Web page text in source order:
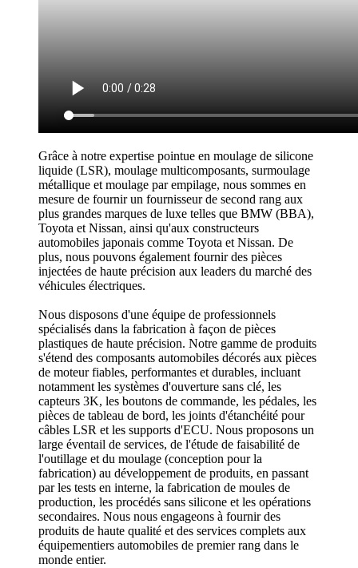
Grâce à notre expertise pointue en moulage de silicone
liquide (LSR), moulage multicomposants, surmoulage
métallique et moulage par empilage, nous sommes en
mesure de fournir un fournisseur de second rang aux
plus grandes marques de luxe telles que BMW (BBA),
Toyota et Nissan, ainsi qu'aux constructeurs
automobiles japonais comme Toyota et Nissan. De
plus, nous pouvons également fournir des pièces
injectées de haute précision aux leaders du marché des
véhicules électriques.
Nous disposons d'une équipe de professionnels
spécialisés dans la fabrication à façon de pièces
plastiques de haute précision. Notre gamme de produits
s'étend des composants automobiles décorés aux pièces
de moteur fiables, performantes et durables, incluant
notamment les systèmes d'ouverture sans clé, les
capteurs 3K, les boutons de commande, les pédales, les
pièces de tableau de bord, les joints d'étanchéité pour
câbles LSR et les supports d'ECU. Nous proposons un
large éventail de services, de l'étude de faisabilité de
l'outillage et du moulage (conception pour la
fabrication) au développement de produits, en passant
par les tests en interne, la fabrication de moules de
production, les procédés sans silicone et les opérations
secondaires. Nous nous engageons à fournir des
produits de haute qualité et des services complets aux
équipementiers automobiles de premier rang dans le
monde entier.